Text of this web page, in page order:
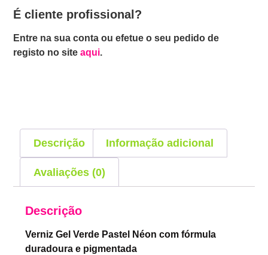
É cliente profissional?
Entre na sua conta ou efetue o seu pedido de
registo no siteaqui.
Descrição Informação adicional
Avaliações (0)
Descrição
Verniz Gel Verde Pastel Néon com fórmula
duradoura e pigmentada